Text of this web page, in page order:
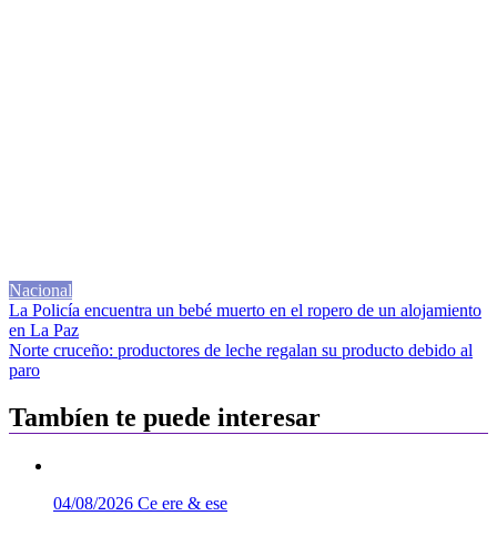
Nacional
Navegación
de
entradas
La Policía encuentra un bebé muerto en el ropero de un alojamiento
en La Paz
Norte cruceño: productores de leche regalan su producto debido al
paro
Tambíen te puede interesar
04/08/2026 Ce ere & ese